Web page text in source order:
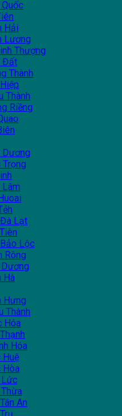
Hải
Lương
Thượng
Đất
Thành
Thành
Riềng
Dương
Lâm
Lạt
Lộc
Rông
Hà
Hưng
Thành
Hóa
Hóa
Huệ
Hòa
Lức
An